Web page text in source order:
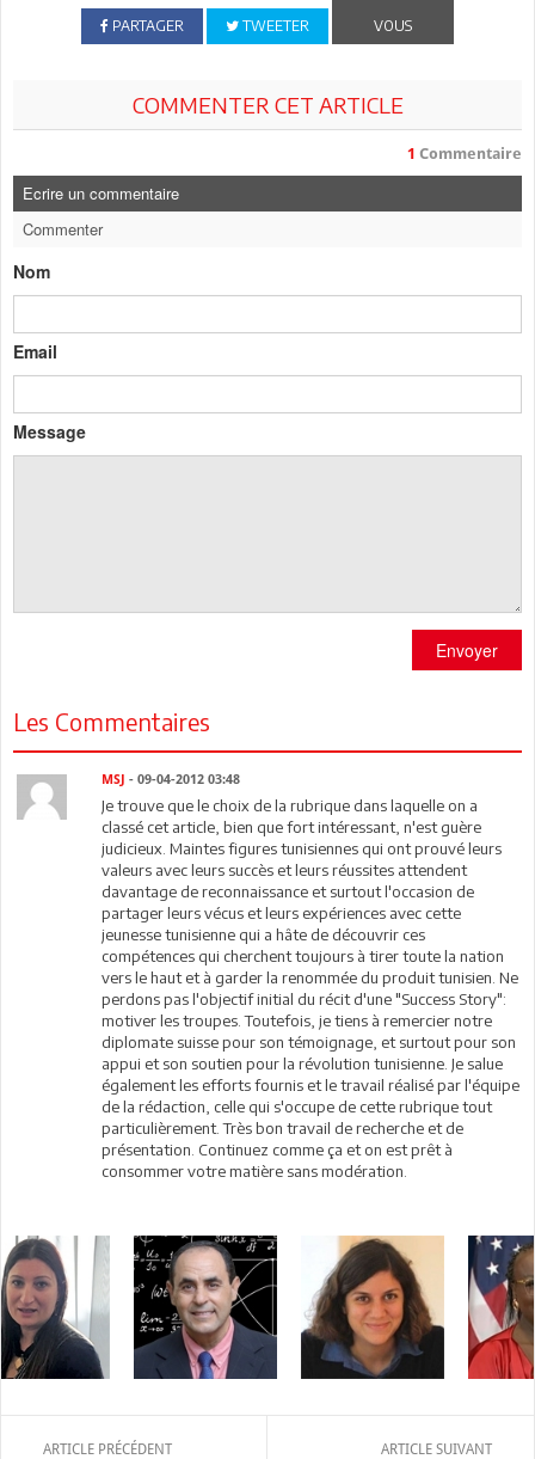
PARTAGER TWEETER
VOUS
COMMENTER CET ARTICLE
1 Commentaire
Ecrire un commentaire
Commenter
Nom
Email
Message
Envoyer
Les Commentaires
MSJ - 09-04-2012 03:48
Je trouve que le choix de la rubrique dans laquelle on a
classé cet article, bien que fort intéressant, n'est guère
judicieux. Maintes figures tunisiennes qui ont prouvé leurs
valeurs avec leurs succès et leurs réussites attendent
davantage de reconnaissance et surtout l'occasion de
partager leurs vécus et leurs expériences avec cette
jeunesse tunisienne qui a hâte de découvrir ces
compétences qui cherchent toujours à tirer toute la nation
vers le haut et à garder la renommée du produit tunisien. Ne
perdons pas l'objectif initial du récit d'une "Success Story":
motiver les troupes. Toutefois, je tiens à remercier notre
diplomate suisse pour son témoignage, et surtout pour son
appui et son soutien pour la révolution tunisienne. Je salue
également les efforts fournis et le travail réalisé par l'équipe
de la rédaction, celle qui s'occupe de cette rubrique tout
particulièrement. Très bon travail de recherche et de
présentation. Continuez comme ça et on est prêt à
consommer votre matière sans modération.
ARTICLE PRÉCÉDENT ARTICLE SUIVANT